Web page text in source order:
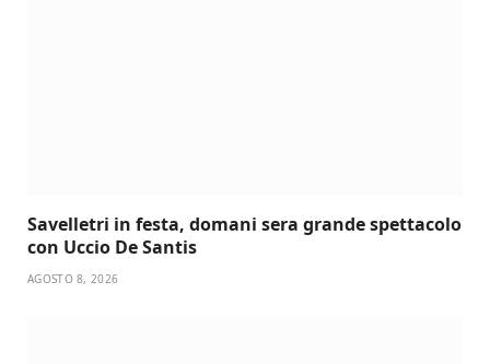
Savelletri in festa, domani sera grande spettacolo
con Uccio De Santis
AGOSTO 8, 2026